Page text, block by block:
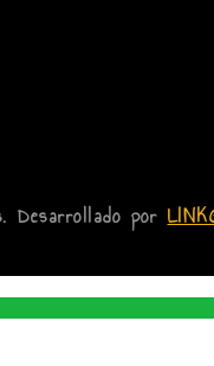
Desarrollado por